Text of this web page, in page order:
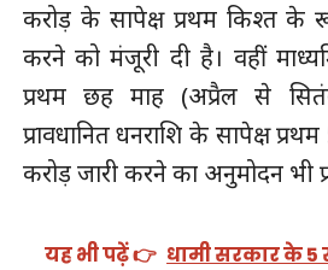
करोड़ के सापेक्ष प्रथम किश्त के
करने को मंजूरी दी है। वहीं
प्रथम छह माह (अप्रैल से
प्रावधानित धनराशि के सापेक्ष
करोड़ जारी करने का अनुमोदन भी
यह भी पढ़ें 👉 धामी सरकार के 5